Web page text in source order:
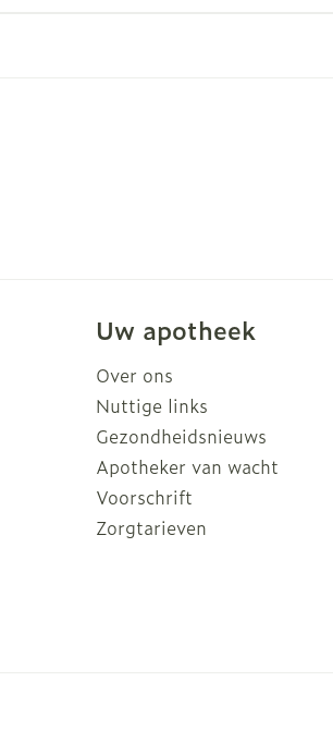
Uw apotheek
Over ons
Nuttige links
Gezondheidsnieuws
Apotheker van wacht
Voorschrift
Zorgtarieven